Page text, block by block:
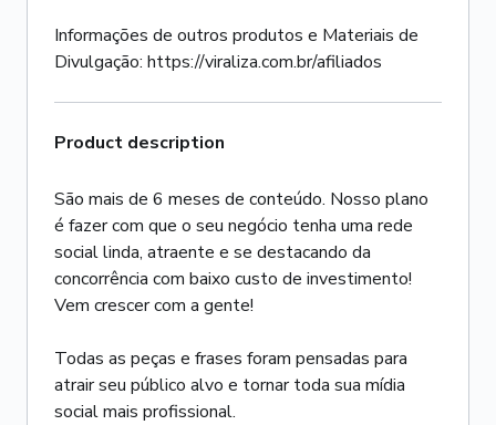
Informações de outros produtos e Materiais de
Divulgação: https://viraliza.com.br/afiliados
Product description
São mais de 6 meses de conteúdo. Nosso plano
é fazer com que o seu negócio tenha uma rede
social linda, atraente e se destacando da
concorrência com baixo custo de investimento!
Vem crescer com a gente!
Todas as peças e frases foram pensadas para
atrair seu público alvo e tornar toda sua mídia
social mais profissional.